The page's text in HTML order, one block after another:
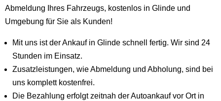
Abmeldung Ihres Fahrzeugs, kostenlos in Glinde und
Umgebung für Sie als Kunden!
Mit uns ist der Ankauf in Glinde schnell fertig. Wir sind 24
Stunden im Einsatz.
Zusatzleistungen, wie Abmeldung und Abholung, sind bei
uns komplett kostenfrei.
Die Bezahlung erfolgt zeitnah der Autoankauf vor Ort in